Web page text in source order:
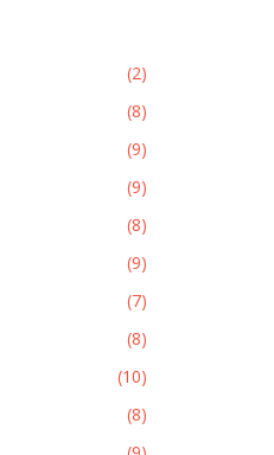
(2)
(8)
(9)
(9)
(8)
(9)
(7)
(8)
(10)
(8)